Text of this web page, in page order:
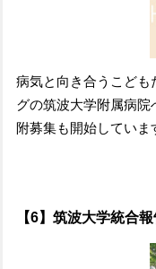
病気と向き合うこども
グの筑波大学附属病
附募集も開始していま
【6】筑波大学統合